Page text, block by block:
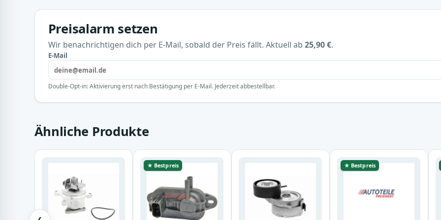
Preisalarm setzen
Wir benachrichtigen dich per E-Mail, sobald der Preis fällt. Aktuell ab 25,90 €.
E-Mail
Double-Opt-in: Aktivierung erst nach Bestätigung per E-Mail. Jederzeit abbestellbar.
Ähnliche Produkte
★ Bestpreis ★ Bestpreis